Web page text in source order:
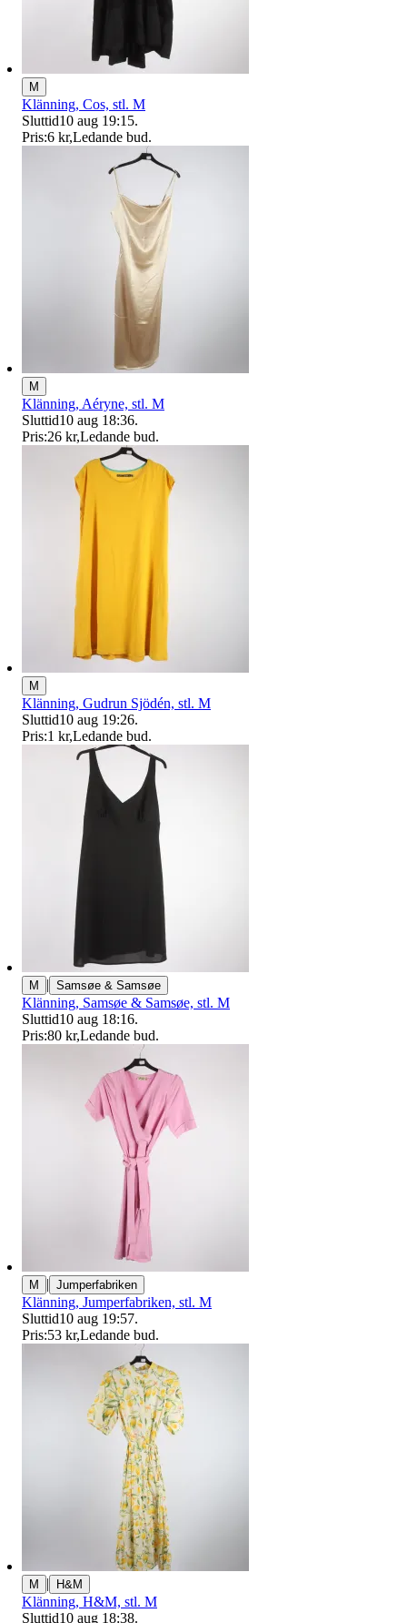
M
Klänning, Cos, stl. M
Sluttid10 aug 19:15.
Pris:6 kr,Ledande bud.
M
Klänning, Aéryne, stl. M
Sluttid10 aug 18:36.
Pris:26 kr,Ledande bud.
M
Klänning, Gudrun Sjödén, stl. M
Sluttid10 aug 19:26.
Pris:1 kr,Ledande bud.
M | Samsøe & Samsøe
Klänning, Samsøe & Samsøe, stl. M
Sluttid10 aug 18:16.
Pris:80 kr,Ledande bud.
M | Jumperfabriken
Klänning, Jumperfabriken, stl. M
Sluttid10 aug 19:57.
Pris:53 kr,Ledande bud.
M | H&M
Klänning, H&M, stl. M
Sluttid10 aug 18:38.